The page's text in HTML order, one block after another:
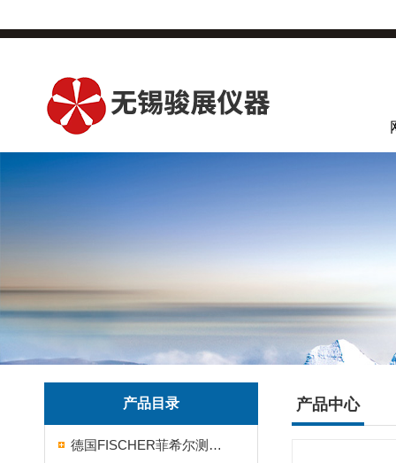
产品目录
德国FISCHER菲希尔测厚仪
产品中心